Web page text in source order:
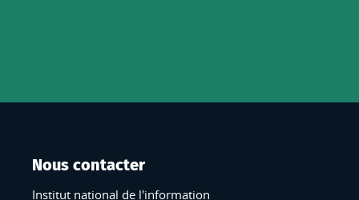
Nous contacter
Institut national de l'information